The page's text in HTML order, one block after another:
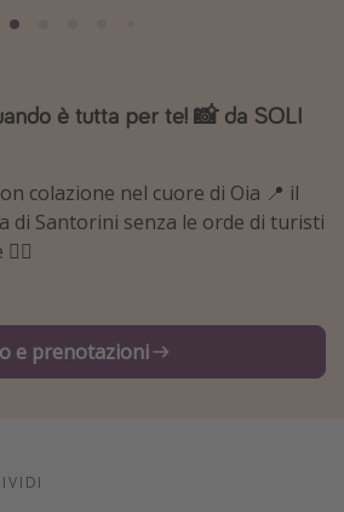
è tutta per te! 📸 da SOLI
colazione nel cuore di Oia 📍 il
di Santorini senza le orde di turisti
e prenotazioni